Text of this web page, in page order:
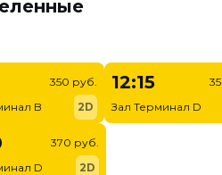
B
350 руб.
2D
12:15
Зал Терминал D
D
370 руб.
2D